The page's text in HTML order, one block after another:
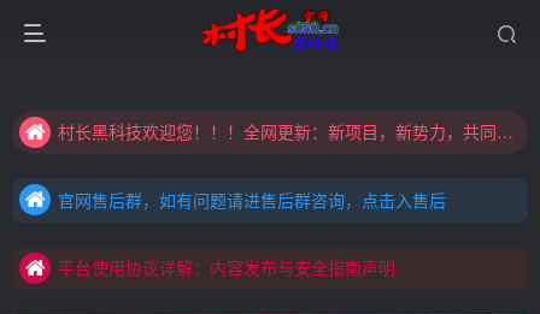
村长黑科技欢迎您！！！全网更新：新项目，新势力，共同发展
村长黑科技欢迎您！！！全网更新：新项目，新势力，共同发展
官网售后群，如有问题请进售后群咨询，点击入售后
平台使用协议详解：内容发布与安全指南声明